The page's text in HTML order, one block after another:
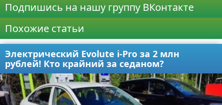
Подпишись на нашу группу ВКонтакте
Похожие статьи
Электрический Evolute i-Pro за 2 млн
рублей! Кто крайний за седаном?